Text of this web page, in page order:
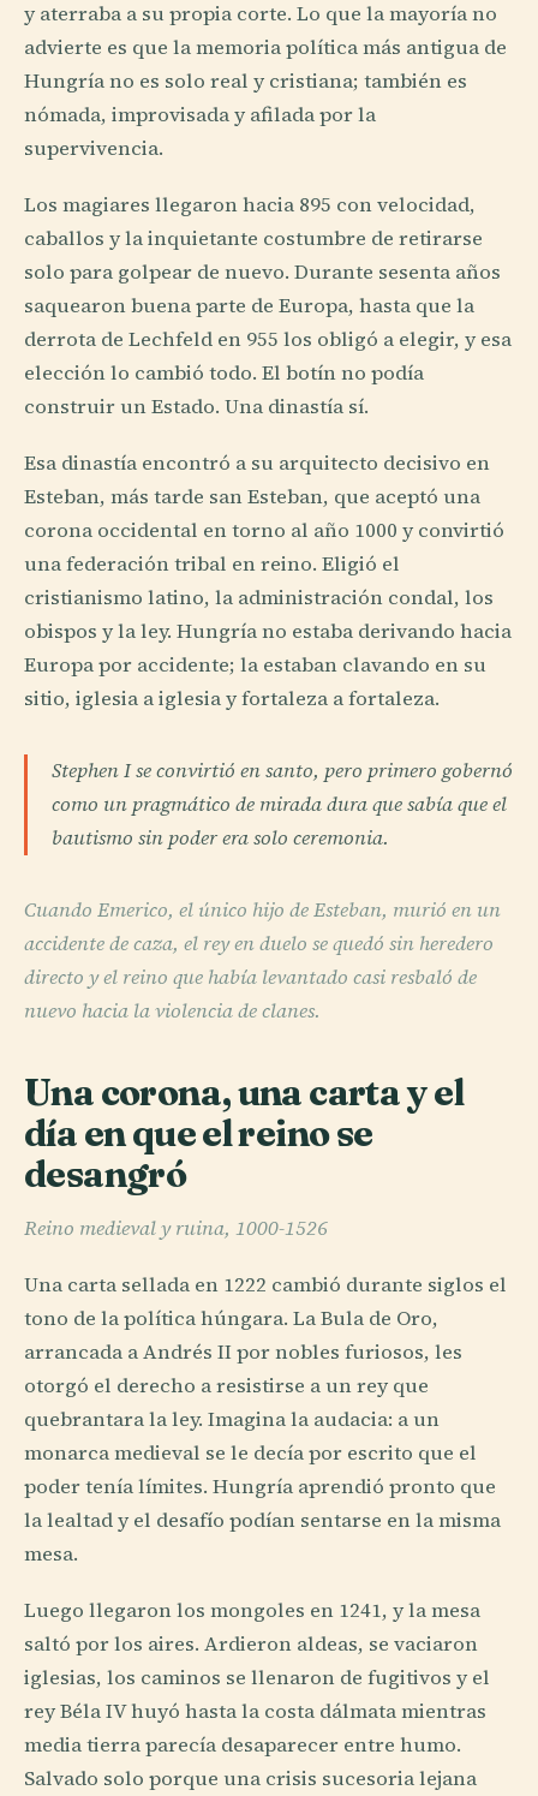
y aterraba a su propia corte. Lo que la mayoría no
advierte es que la memoria política más antigua de
Hungría no es solo real y cristiana; también es
nómada, improvisada y afilada por la
supervivencia.
Los magiares llegaron hacia 895 con velocidad,
caballos y la inquietante costumbre de retirarse
solo para golpear de nuevo. Durante sesenta años
saquearon buena parte de Europa, hasta que la
derrota de Lechfeld en 955 los obligó a elegir, y esa
elección lo cambió todo. El botín no podía
construir un Estado. Una dinastía sí.
Esa dinastía encontró a su arquitecto decisivo en
Esteban, más tarde san Esteban, que aceptó una
corona occidental en torno al año 1000 y convirtió
una federación tribal en reino. Eligió el
cristianismo latino, la administración condal, los
obispos y la ley. Hungría no estaba derivando hacia
Europa por accidente; la estaban clavando en su
sitio, iglesia a iglesia y fortaleza a fortaleza.
Stephen I se convirtió en santo, pero primero gobernó
como un pragmático de mirada dura que sabía que el
bautismo sin poder era solo ceremonia.
Cuando Emerico, el único hijo de Esteban, murió en un
accidente de caza, el rey en duelo se quedó sin heredero
directo y el reino que había levantado casi resbaló de
nuevo hacia la violencia de clanes.
Una corona, una carta y el
día en que el reino se
desangró
Reino medieval y ruina, 1000-1526
Una carta sellada en 1222 cambió durante siglos el
tono de la política húngara. La Bula de Oro,
arrancada a Andrés II por nobles furiosos, les
otorgó el derecho a resistirse a un rey que
quebrantara la ley. Imagina la audacia: a un
monarca medieval se le decía por escrito que el
poder tenía límites. Hungría aprendió pronto que
la lealtad y el desafío podían sentarse en la misma
mesa.
Luego llegaron los mongoles en 1241, y la mesa
saltó por los aires. Ardieron aldeas, se vaciaron
iglesias, los caminos se llenaron de fugitivos y el
rey Béla IV huyó hasta la costa dálmata mientras
media tierra parecía desaparecer entre humo.
Salvado solo porque una crisis sucesoria lejana